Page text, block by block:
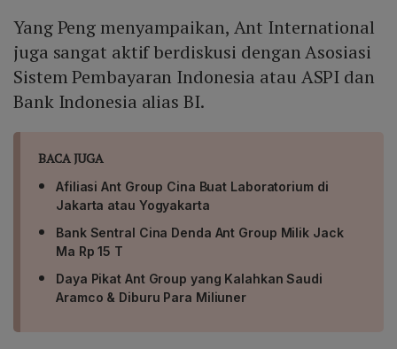
Yang Peng menyampaikan, Ant International
juga sangat aktif berdiskusi dengan Asosiasi
Sistem Pembayaran Indonesia atau ASPI dan
Bank Indonesia alias BI.
BACA JUGA
Afiliasi Ant Group Cina Buat Laboratorium di
Jakarta atau Yogyakarta
Bank Sentral Cina Denda Ant Group Milik Jack
Ma Rp 15 T
Daya Pikat Ant Group yang Kalahkan Saudi
Aramco & Diburu Para Miliuner